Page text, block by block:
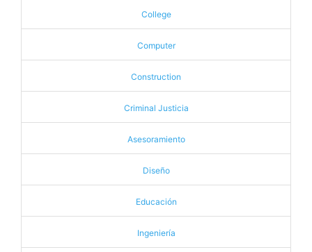
College
Computer
Construction
Criminal Justicia
Asesoramiento
Diseño
Educación
Ingeniería